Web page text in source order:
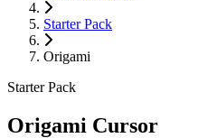
Starter Pack
Origami
Starter Pack
Origami Cursor